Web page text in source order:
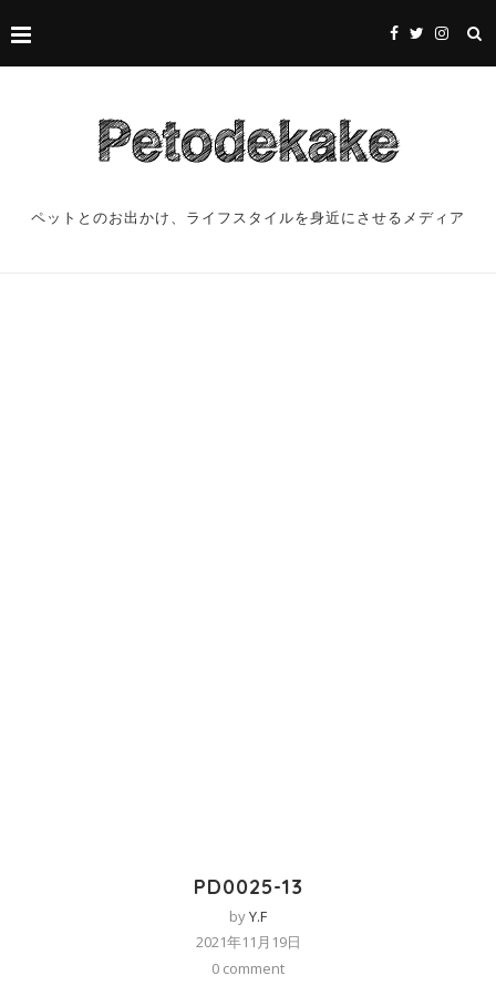
ペットとのお出かけ、ライフスタイルを身近にさせるメディア
PD0025-13
byY.F
2021年11月19日
0 comment